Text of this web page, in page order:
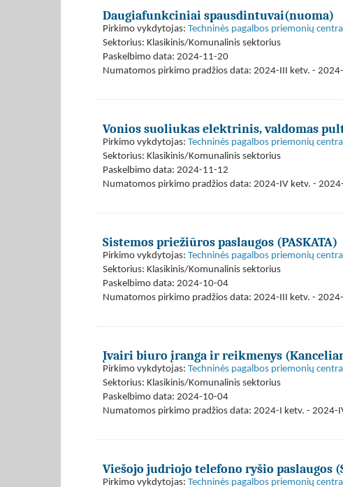
Daugiafunkciniai spausdintuvai(nuoma)
Pirkimo vykdytojas: Techninės pagalbos priemonių
Sektorius: Klasikinis/Komunalinis sektorius
Paskelbimo data: 2024-11-20
Numatomos pirkimo pradžios data: 2024-III ketv. -
Vonios suoliukas elektrinis, valdomas
Pirkimo vykdytojas: Techninės pagalbos priemonių
Sektorius: Klasikinis/Komunalinis sektorius
Paskelbimo data: 2024-11-12
Numatomos pirkimo pradžios data: 2024-IV ketv. -
Sistemos priežiūros paslaugos (PASKATA)
Pirkimo vykdytojas: Techninės pagalbos priemonių
Sektorius: Klasikinis/Komunalinis sektorius
Paskelbimo data: 2024-10-04
Numatomos pirkimo pradžios data: 2024-III ketv. -
Įvairi biuro įranga ir reikmenys
Pirkimo vykdytojas: Techninės pagalbos priemonių
Sektorius: Klasikinis/Komunalinis sektorius
Paskelbimo data: 2024-10-04
Numatomos pirkimo pradžios data: 2024-I ketv. - 2024-
Viešojo judriojo telefono ryšio paslaugos
Pirkimo vykdytojas: Techninės pagalbos priemonių